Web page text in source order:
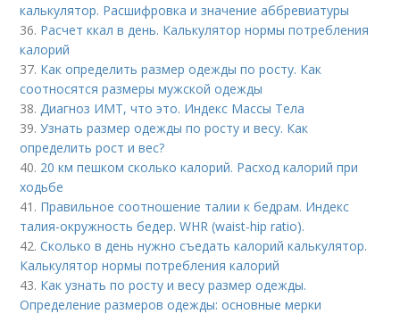
калькулятор. Расшифровка и значение аббревиатуры
36. Расчет ккал в день. Калькулятор нормы потребления
калорий
37. Как определить размер одежды по росту. Как
соотносятся размеры мужской одежды
38. Диагноз ИМТ, что это. Индекс Массы Тела
39.Узнать размер одежды по росту и весу. Как
определить рост и вес?
40. 20 км пешком сколько калорий. Расход калорий при
ходьбе
41. Правильное соотношение талии к бедрам. Индекс
талия-окружность бедер. WHR (waist-hip ratio).
42.Сколько в день нужно съедать калорий калькулятор.
Калькулятор нормы потребления калорий
43. Как узнать по росту и весу размер одежды.
Определение размеров одежды: основные мерки